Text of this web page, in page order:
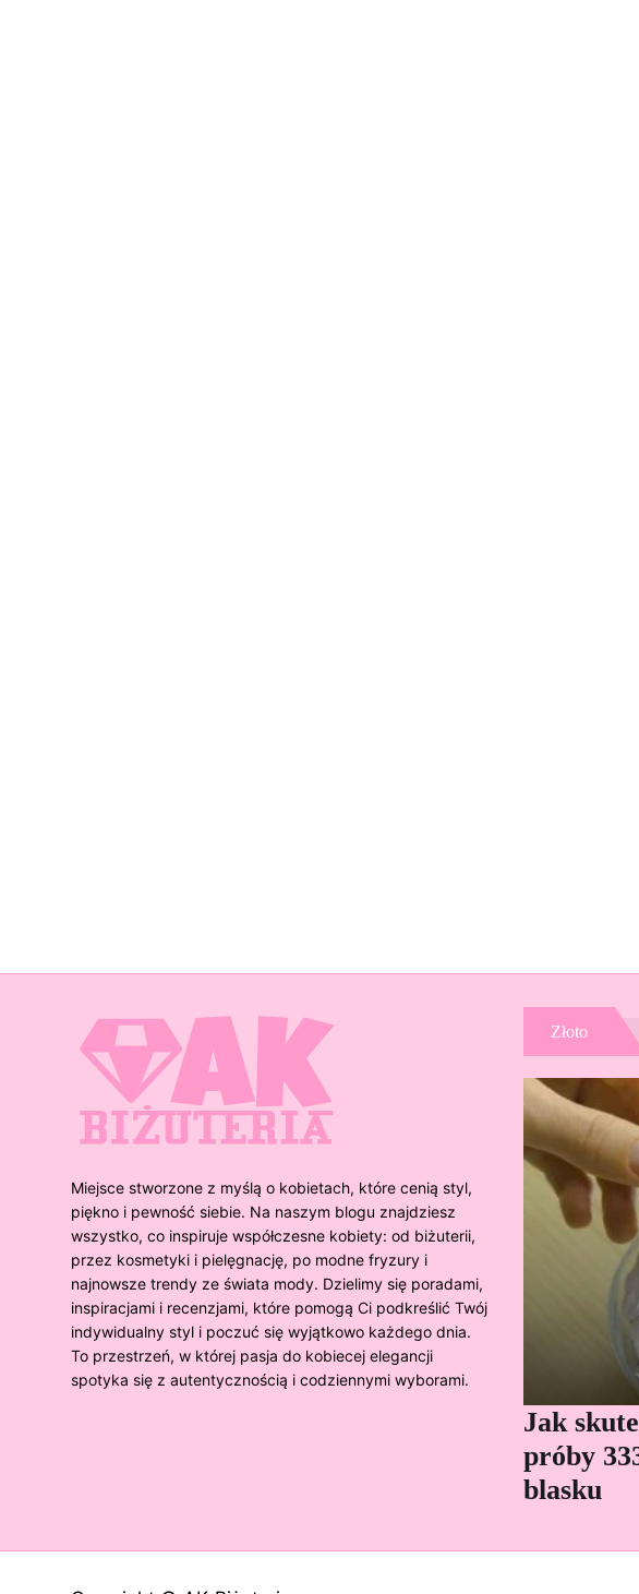
Miejsce stworzone z myślą o kobietach, które cenią styl,
piękno i pewność siebie. Na naszym blogu znajdziesz
wszystko, co inspiruje współczesne kobiety: od biżuterii,
przez kosmetyki i pielęgnację, po modne fryzury i
najnowsze trendy ze świata mody. Dzielimy się poradami,
inspiracjami i recenzjami, które pomogą Ci podkreślić Twój
indywidualny styl i poczuć się wyjątkowo każdego dnia.
To przestrzeń, w której pasja do kobiecej elegancji
spotyka się z autentycznością i codziennymi wyborami.
Złoto
Jak
próby
blasku